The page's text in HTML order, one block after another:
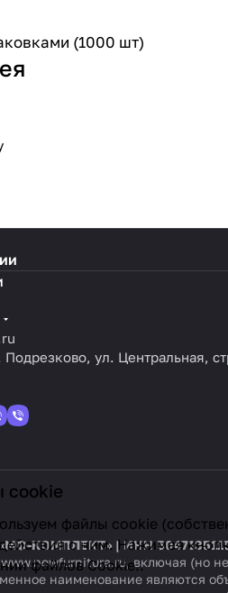
(1000 шт)
ул. Центральная,
КОМПЛЕКТ» | ИНН
включая (но
наименование являются
cookie
файлы cookie
с ним. Нажимая
файлов Cookie..